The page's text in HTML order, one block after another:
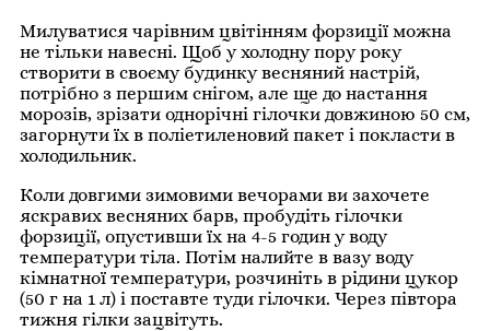
Милуватися чарівним цвітінням форзиції можна
не тільки навесні. Щоб у холодну пору року
створити в своєму будинку весняний настрій,
потрібно з першим снігом, але ще до настання
морозів, зрізати однорічні гілочки довжиною 50 см,
загорнути їх в поліетиленовий пакет і покласти в
холодильник.
Коли довгими зимовими вечорами ви захочете
яскравих весняних барв, пробудіть гілочки
форзиції, опустивши їх на 4-5 годин у воду
температури тіла. Потім налийте в вазу воду
кімнатної температури, розчиніть в рідини цукор
(50 г на 1 л) і поставте туди гілочки. Через півтора
тижня гілки зацвітуть.